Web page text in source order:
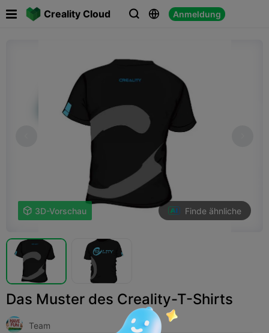
Creality Cloud   Anmeldung
 3D-Vorschau Finde ähnliche
Das Muster des Creality-T-Shirts
Team